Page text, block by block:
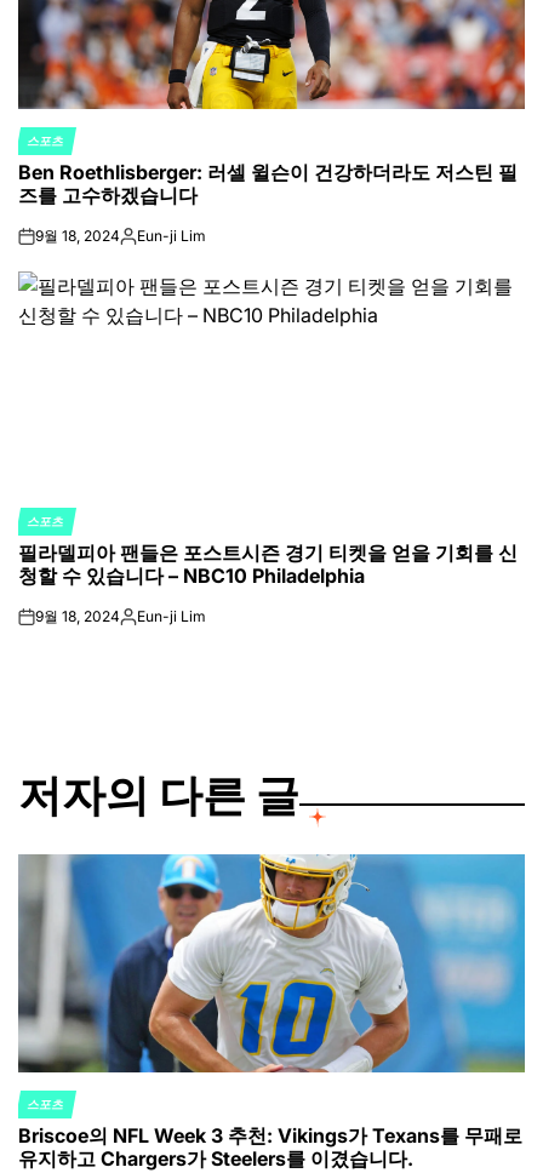
POSTED
IN
스포츠
Ben Roethlisberger: 러셀 윌슨이 건강하더라도 저스틴 필
즈를 고수하겠습니다
on9월 18, 2024Posted
Eun-ji Lim
POSTED
IN
스포츠
필라델피아 팬들은 포스트시즌 경기 티켓을 얻을 기회를 신
청할 수 있습니다 – NBC10 Philadelphia
on9월 18, 2024Posted
Eun-ji Lim
저자의 다른 글
POSTED
IN
스포츠
Briscoe의 NFL Week 3 추천: Vikings가 Texans를 무패로
유지하고 Chargers가 Steelers를 이겼습니다.